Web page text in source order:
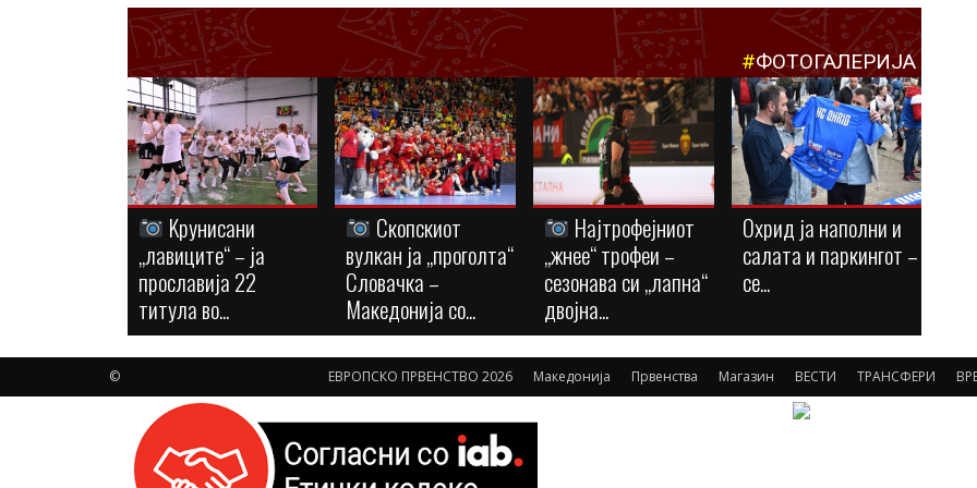
#ФОТОГАЛЕРИЈА
Kрунисани
„лавиците“ – ја
прославија 22
титула во...
Скопскиот
вулкан ја „проголта“
Словачка –
Македонија со...
Најтрофејниот
„жнее“ трофеи –
сезонава си „лапна“
двојна...
Охрид ја наполни и
салата и паркингот –
се...
ЕВРОПСКО ПРВЕНСТВО 2026 Македонија Првенства Магазин ВЕСТИ ТРАНСФЕРИ
©